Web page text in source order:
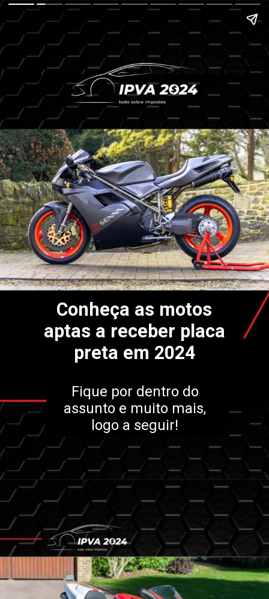
Conheça as motos
aptas a receber placa
preta em 2024
Fique por dentro do
assunto e muito mais,
logo a seguir!